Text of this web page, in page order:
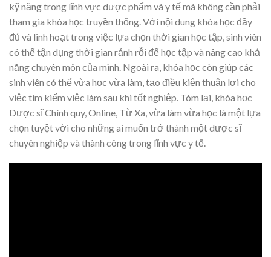
kỹ năng trong lĩnh vực dược phẩm và y tế mà không cần phải
tham gia khóa học truyền thống. Với nội dung khóa học đầy
đủ và linh hoạt trong việc lựa chọn thời gian học tập, sinh viên
có thể tận dụng thời gian rảnh rỗi để học tập và nâng cao khả
năng chuyên môn của mình. Ngoài ra, khóa học còn giúp các
sinh viên có thể vừa học vừa làm, tạo điều kiện thuận lợi cho
việc tìm kiếm việc làm sau khi tốt nghiệp. Tóm lại, khóa học
Dược sĩ Chính quy, Online, Từ Xa, vừa làm vừa học là một lựa
chọn tuyệt vời cho những ai muốn trở thành một dược sĩ
chuyên nghiệp và thành công trong lĩnh vực y tế.